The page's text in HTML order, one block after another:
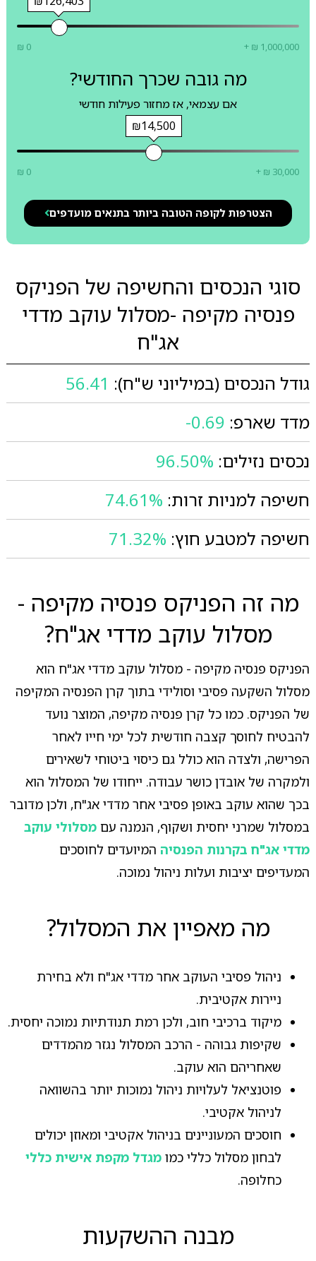
₪ 0 + ₪ 1,000,000
מה גובה שכרך החודשי?
אם עצמאי, אז מחזור פעילות חודשי
₪14,500
₪ 0 + ₪ 30,000
הצטרפות לקופה הטובה ביותר בתנאים מועדפים
סוגי הנכסים והחשיפה של הפניקס
פנסיה מקיפה -מסלול עוקב מדדי
אג"ח
גודל הנכסים (במיליוני ש"ח): 56.41
מדד שארפ: -0.69
נכסים נזילים: 96.50%
חשיפה למניות זרות: 74.61%
חשיפה למטבע חוץ: 71.32%
מה זה הפניקס פנסיה מקיפה -
מסלול עוקב מדדי אג"ח?
הפניקס פנסיה מקיפה - מסלול עוקב מדדי אג"ח הוא
מסלול השקעה פסיבי וסולידי בתוך קרן הפנסיה המקיפה
של הפניקס. כמו כל קרן פנסיה מקיפה, המוצר נועד
להבטיח לחוסך קצבה חודשית לכל ימי חייו לאחר
הפרישה, ולצדה הוא כולל גם כיסוי ביטוחי לשאירים
ולמקרה של אובדן כושר עבודה. ייחודו של המסלול הוא
בכך שהוא עוקב באופן פסיבי אחר מדדי אג"ח, ולכן מדובר
במסלול שמרני יחסית ושקוף, הנמנה עם מסלולי עוקב
מדדי אג"ח בקרנות הפנסיההמיועדים לחוסכים
המעדיפים יציבות ועלות ניהול נמוכה.
מה מאפיין את המסלול?
ניהול פסיבי העוקב אחר מדדי אג"ח ולא בחירת
ניירות אקטיבית.
מיקוד ברכיבי חוב, ולכן רמת תנודתיות נמוכה יחסית.
שקיפות גבוהה - הרכב המסלול נגזר מהמדדים
שאחריהם הוא עוקב.
פוטנציאל לעלויות ניהול נמוכות יותר בהשוואה
לניהול אקטיבי.
חוסכים המעוניינים בניהול אקטיבי ומאוזן יכולים
לבחון מסלול כללי כמו מגדל מקפת אישית כללי
כחלופה.
מבנה ההשקעות